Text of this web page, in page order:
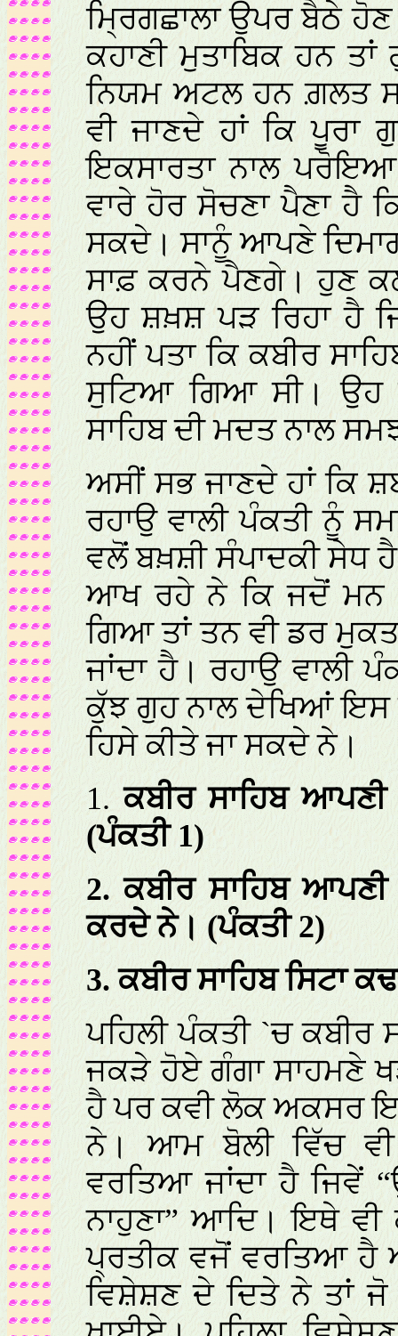
ਮ੍ਰਿਗਛਾਲਾ ਉਪਰ ਬੈਠੇ
ਕਹਾਣੀ ਮੁਤਾਬਿਕ ਹਨ
ਨਿਯਮ ਅਟਲ ਹਨ ਗ਼ਲਤ
ਵੀ ਜਾਣਦੇ ਹਾਂ ਕਿ ਪੂਰਾ
ਇਕਸਾਰਤਾ ਨਾਲ
ਵਾਰੇ ਹੋਰ ਸੋਚਣਾ ਪੈਣਾ ਹੈ
ਸਕਦੇ। ਸਾਨੂੰ ਆਪਣੇ
ਸਾਫ਼ ਕਰਨੇ ਪੈਣਗੇ। ਹੁਣ
ਉਹ ਸ਼ਖ਼ਸ਼ ਪੜ ਰਿਹਾ ਹੈ
ਨਹੀਂ ਪਤਾ ਕਿ ਕਬੀਰ
ਸੁਟਿਆ ਗਿਆ ਸੀ।
ਸਾਹਿਬ ਦੀ ਮਦਤ ਨਾਲ
ਅਸੀਂ ਸਭ ਜਾਣਦੇ ਹਾਂ ਕਿ
ਰਹਾਉ ਵਾਲੀ ਪੰਕਤੀ ਨੂੰ
ਵਲੋਂ ਬਖ਼ਸ਼ੀ ਸੰਪਾਦਕੀ ਸੇਧ
ਆਖ ਰਹੇ ਨੇ ਕਿ ਜਦੋਂ ਮਨ
ਗਿਆ ਤਾਂ ਤਨ ਵੀ ਡਰ
ਜਾਂਦਾ ਹੈ। ਰਹਾਉ ਵਾਲੀ
ਕੁੱਝ ਗੁਹ ਨਾਲ ਦੇਖਿਆਂ
ਹਿਸੇ ਕੀਤੇ ਜਾ ਸਕਦੇ ਨੇ।
1.ਕਬੀਰ ਸਾਹਿਬ
(ਪੰਕਤੀ 1)
2. ਕਬੀਰ ਸਾਹਿਬ
ਕਰਦੇ ਨੇ। (ਪੰਕਤੀ 2)
3. ਕਬੀਰ ਸਾਹਿਬ ਸਿਟਾ
ਪਹਿਲੀ ਪੰਕਤੀ `ਚ ਕਬੀਰ
ਜਕੜੇ ਹੋਏ ਗੰਗਾ ਸਾਹਮਣੇ
ਹੈ ਪਰ ਕਵੀ ਲੋਕ ਅਕਸਰ
ਨੇ। ਆਮ ਬੋਲੀ ਵਿੱਚ
ਵਰਤਿਆ ਜਾਂਦਾ ਹੈ ਜਿਵੇਂ
ਨਾਹੁਣਾ” ਆਦਿ। ਇਥੇ
ਪ੍ਰਤੀਕ ਵਜੋਂ ਵਰਤਿਆ
ਵਿਸ਼ੇਸ਼ਣ ਦੇ ਦਿਤੇ ਨੇ ਤਾਂ